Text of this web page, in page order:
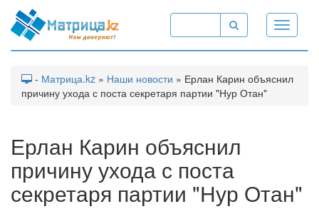
Toggle
- Матрица.kz » Наши новости » Ерлан Карин объяснил
причину ухода с поста секретаря партии "Нур Отан"
Ерлан Карин объяснил
причину ухода с поста
секретаря партии "Нур Отан"